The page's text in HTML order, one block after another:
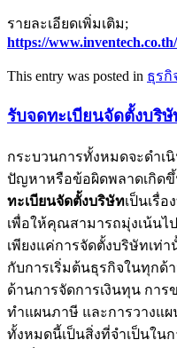
รายละเอียดเพิ่มเติม;
https://
This entry was posted in ธุรกิ
รับจดทะเบียนจัดตั้งบริ
กระบวนการทั้งหมดจะดำเ
ปัญหาหรือข้อผิดพลาดเกิดขึ้
ทะเบียนจัดตั้งบริษัทเป็นเรื่
เพื่อให้คุณสามารถมุ่งเน้นไ
เพียงแค่การจัดตั้งบริษัทเท่า
กับการเริ่มต้นธุรกิจในทุกด้
ด้านการจัดการเงินทุน กา
ทำแผนภาษี และการวางแ
ทั้งหมดนี้เป็นสิ่งที่จำเป็นใน